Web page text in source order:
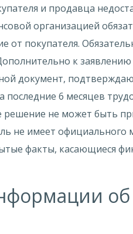
и продавца
организацией
от покупателя.
к
документ,
6 месяцев
не может быть
не имеет
факты, касающиеся